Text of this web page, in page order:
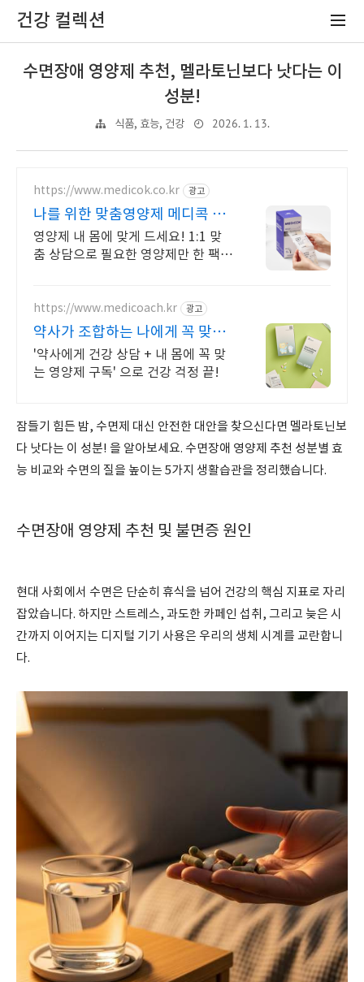
건강 컬렉션
수면장애 영양제 추천, 멜라토닌보다 낫다는 이
성분!
식품, 효능, 건강 2026. 1. 13.
https://www.medicok.co.kr 광고
나를 위한 맞춤영양제 메디콕 정
기구독 평생 할인 혜택!
영양제 내 몸에 맞게 드세요! 1:1 맞
춤 상담으로 필요한 영양제만 한 팩에
https://www.medicoach.kr 광고
약사가 조합하는 나에게 꼭 맞는
맞춤형 영양제.
'약사에게 건강 상담 + 내 몸에 꼭 맞
는 영양제 구독' 으로 건강 걱정 끝!
잠들기 힘든 밤, 수면제 대신 안전한 대안을 찾으신다면 멜라토닌보
다 낫다는 이 성분! 을 알아보세요. 수면장애 영양제 추천 성분별 효
능 비교와 수면의 질을 높이는 5가지 생활습관을 정리했습니다.
수면장애 영양제 추천 및 불면증 원인
현대 사회에서 수면은 단순히 휴식을 넘어 건강의 핵심 지표로 자리
잡았습니다. 하지만 스트레스, 과도한 카페인 섭취, 그리고 늦은 시
간까지 이어지는 디지털 기기 사용은 우리의 생체 시계를 교란합니
다.